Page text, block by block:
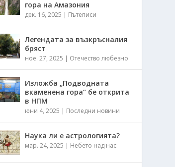
гора на Амазония
дек. 16, 2025 | Пътеписи
Легендата за възкръсналия
бряст
ное. 27, 2025 | Отечество любезно
Изложба „Подводната
вкаменена гора“ бе открита
в НПМ
юни 4, 2025 | Последни новини
Наука ли е астрологията?
мар. 24, 2025 | Небето над нас